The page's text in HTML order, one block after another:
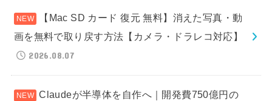
【Mac SD カード 復元 無料】消えた写真・動
画を無料で取り戻す方法【カメラ・ドラレコ対応】
2026.08.07
Claudeが半導体を自作へ｜開発費750億円の